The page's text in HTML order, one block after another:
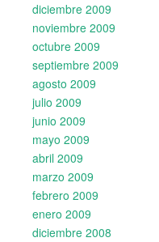
diciembre 2009
noviembre 2009
octubre 2009
septiembre 2009
agosto 2009
julio 2009
junio 2009
mayo 2009
abril 2009
marzo 2009
febrero 2009
enero 2009
diciembre 2008